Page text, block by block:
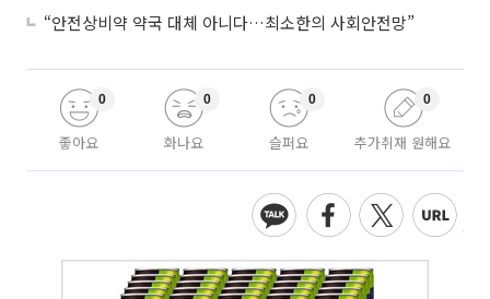
“안전상비약 약국 대체 아니다…최소한의 사회안전망”
좋아요
0
화나요
0
슬퍼요
0
추가취재 원해요
0